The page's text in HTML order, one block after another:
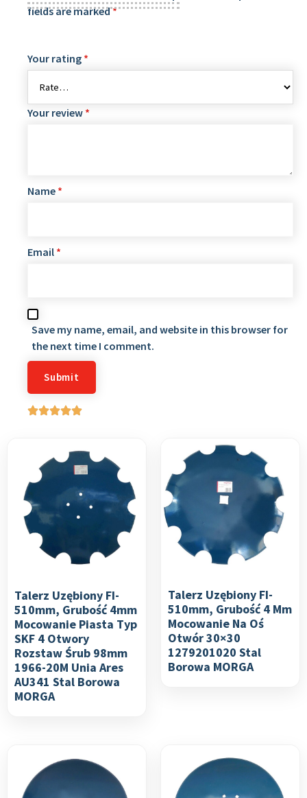
fields are marked*
Your rating *
Your review *
Name *
Email *
Save my name, email, and website in this browser for
the next time I comment.
Talerz Uzębiony FI-
510mm, Grubość 4mm
Mocowanie Piasta Typ
SKF 4 Otwory
Rozstaw Śrub 98mm
1966-20M Unia Ares
AU341 Stal Borowa
MORGA
Talerz Uzębiony FI-
510mm, Grubość 4 Mm
Mocowanie Na Oś
Otwór 30×30
1279201020 Stal
Borowa MORGA